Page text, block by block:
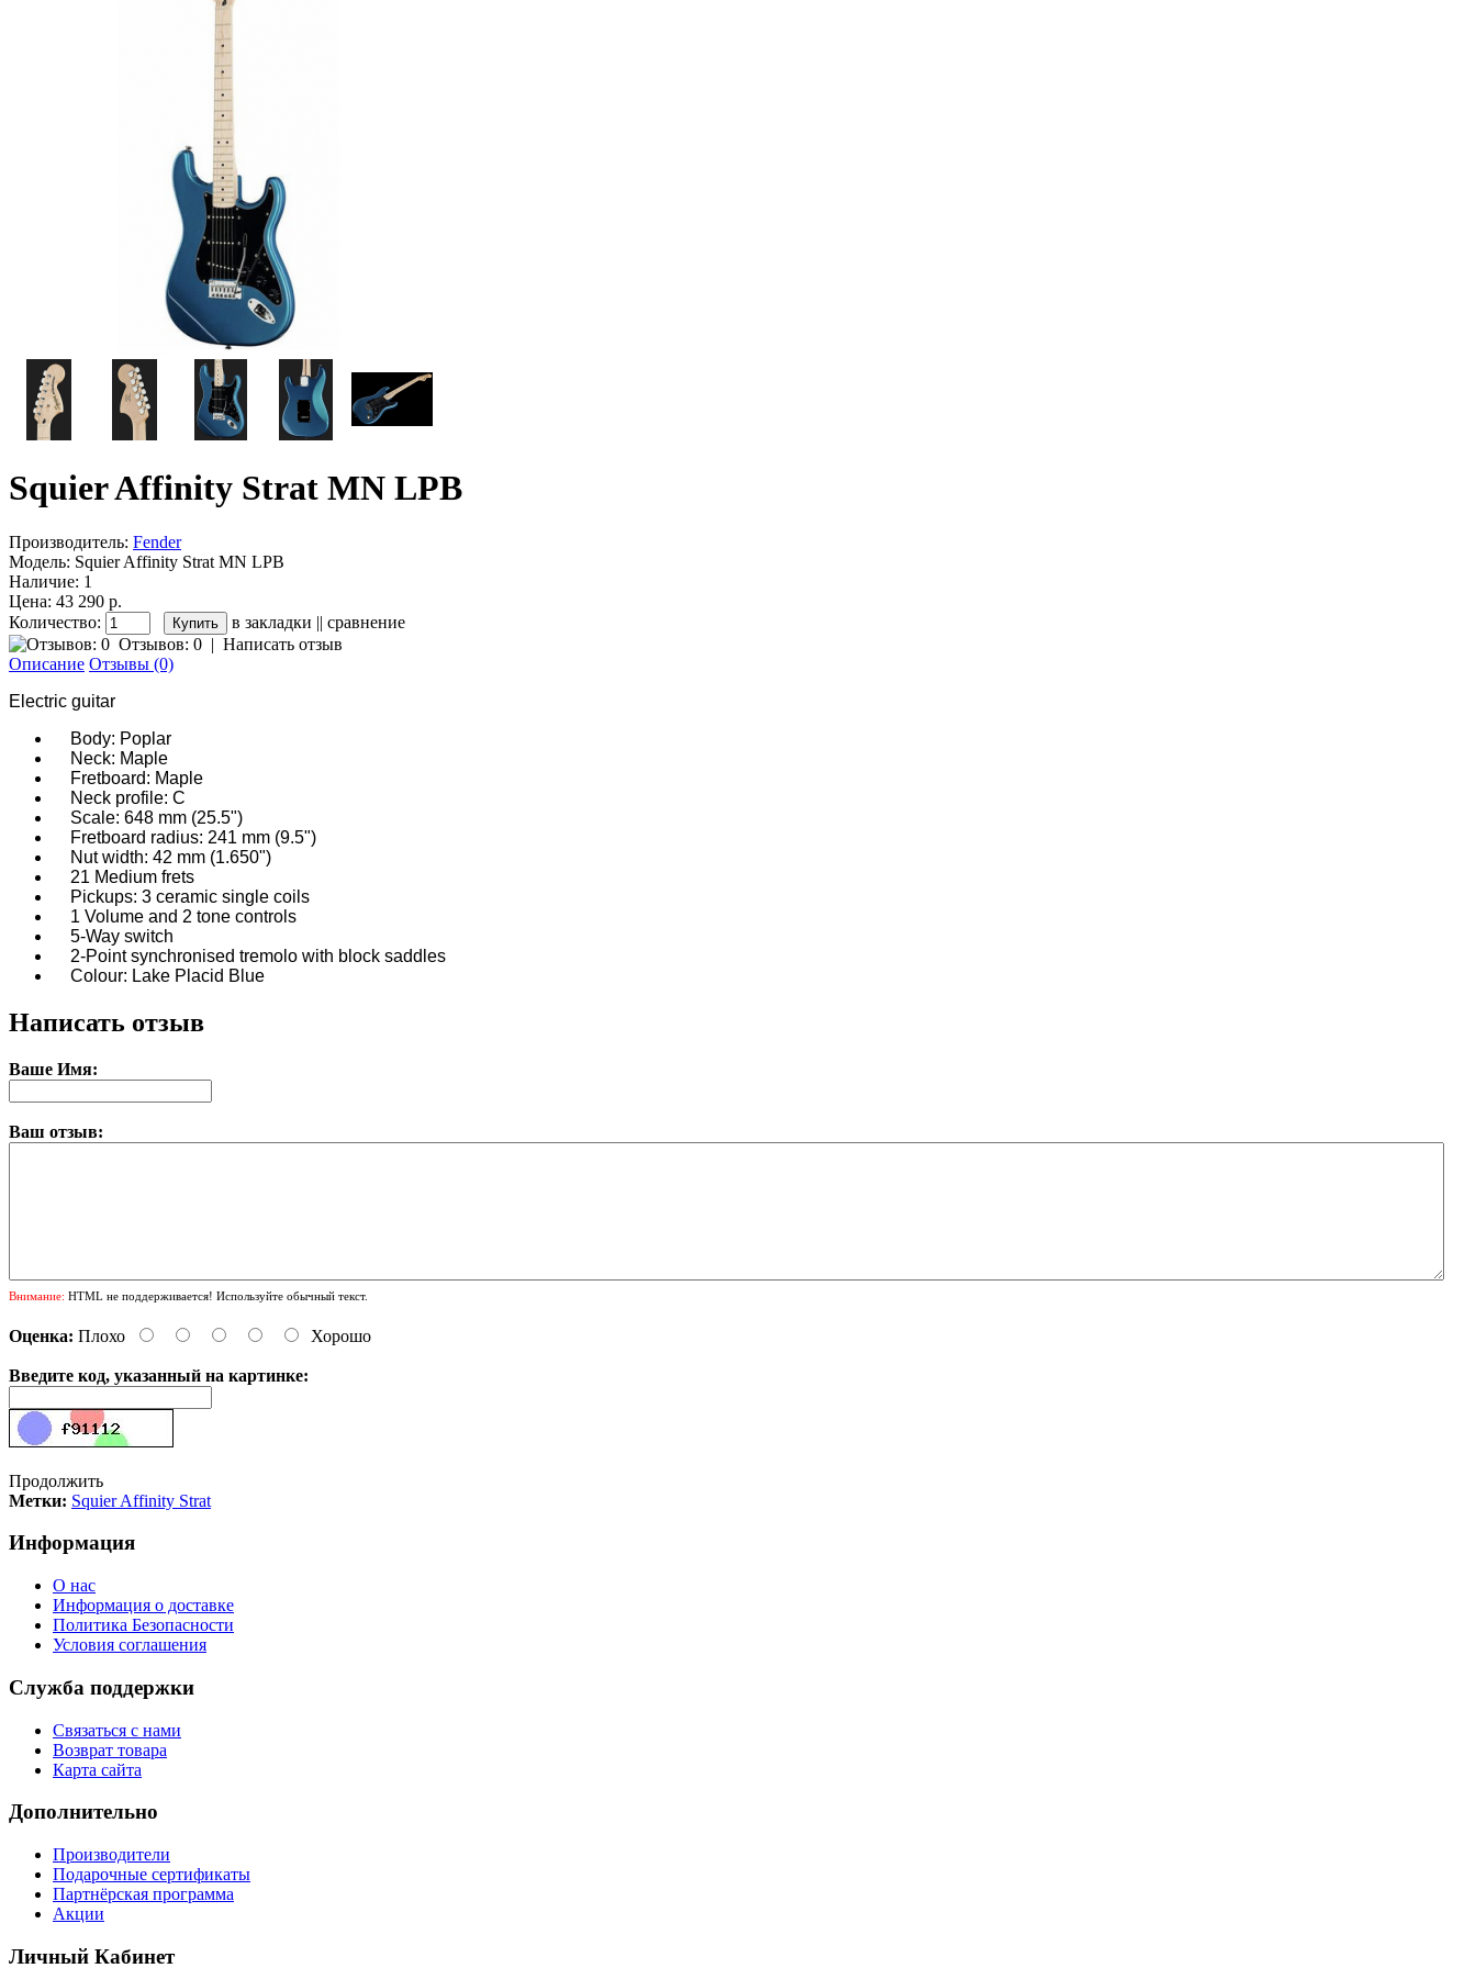
Squier Affinity Strat MN LPB
Производитель: Fender
Модель: Squier Affinity Strat MN LPB
Наличие: 1
Цена: 43 290 р.
Количество:
в закладки || сравнение
Отзывов: 0 | Написать отзыв
Описание Отзывы (0)
Electric guitar
Body: Poplar
Neck: Maple
Fretboard: Maple
Neck profile: C
Scale: 648 mm (25.5")
Fretboard radius: 241 mm (9.5")
Nut width: 42 mm (1.650")
21 Medium frets
Pickups: 3 ceramic single coils
1 Volume and 2 tone controls
5-Way switch
2-Point synchronised tremolo with block saddles
Colour: Lake Placid Blue
Написать отзыв
Ваше Имя:
Ваш отзыв:
Внимание: HTML не поддерживается! Используйте обычный текст.
Оценка: Плохо Хорошо
Введите код, указанный на картинке:
Продолжить
Метки: Squier Affinity Strat
Информация
О нас
Информация о доставке
Политика Безопасности
Условия соглашения
Служба поддержки
Связаться с нами
Возврат товара
Карта сайта
Дополнительно
Производители
Подарочные сертификаты
Партнёрская программа
Акции
Личный Кабинет